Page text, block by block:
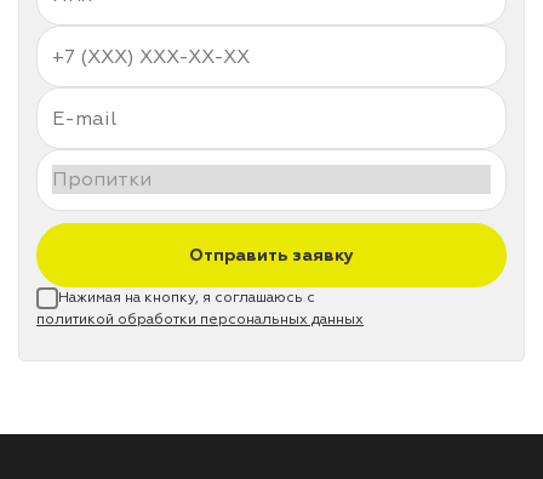
Отправить заявку
Нажимая на кнопку, я соглашаюсь с
политикой обработки персональных данных